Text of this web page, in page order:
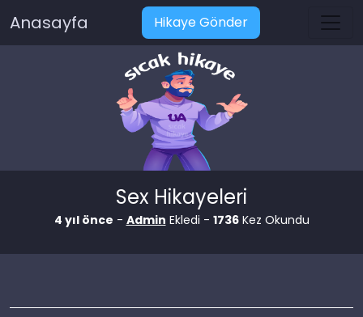
Anasayfa Hikaye Gönder
Sex Hikayeleri
4 yıl önce - Admin Ekledi - 1736Kez Okundu